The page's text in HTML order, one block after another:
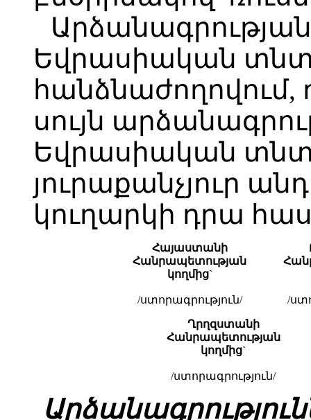
Եվրասիական
հանձնաժողովում,
սույն
Եվրասիական
յուրաքանչյուր
կուղարկի դրա
Հայաստանի
Հանրապետության
կողմից`
/ստորագրություն/ /
Ղրղզստանի
Հանրապետության
կողմից`
/ստորագրություն/